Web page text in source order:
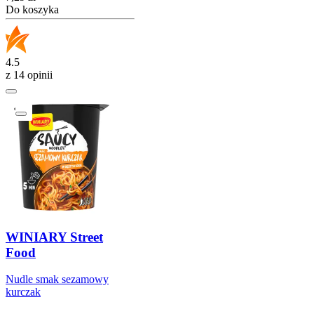
Do koszyka
4.5
z 14 opinii
WINIARY Street
Food
Nudle smak sezamowy
kurczak